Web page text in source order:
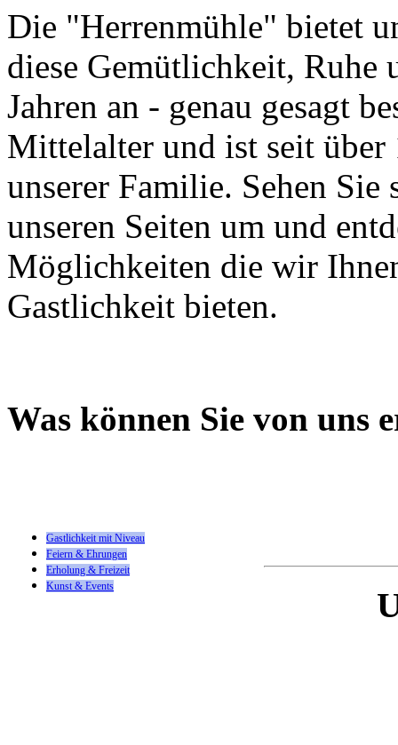
Die "Herrenmühle" bietet
diese Gemütlichkeit, Ruhe
Jahren an - genau gesagt
Mittelalter und ist seit über
unserer Familie. Sehen
unseren Seiten um und
Möglichkeiten die wir
Gastlichkeit bieten.
Was können Sie von uns
Gastlichkeit mit Niveau
Feiern & Ehrungen
Erholung & Freizeit
Kunst & Events